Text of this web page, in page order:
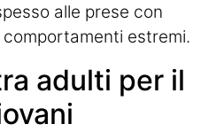
alle prese con
estremi.
adulti per il